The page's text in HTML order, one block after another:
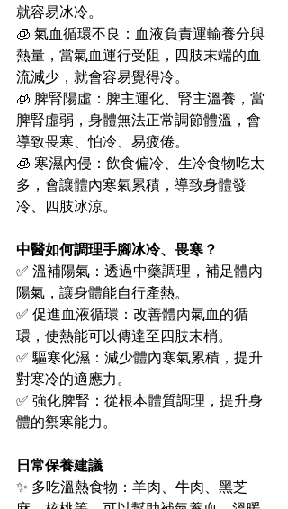
就容易冰冷。
🧊 氣血循環不良：血液負責運輸養分與
熱量，當氣血運行受阻，四肢末端的血
流減少，就會容易覺得冷。
🧊 脾腎陽虛：脾主運化、腎主溫養，當
脾腎虛弱，身體無法正常調節體溫，會
導致畏寒、怕冷、易疲倦。
🧊 寒濕內侵：飲食偏冷、生冷食物吃太
多，會讓體內寒氣累積，導致身體發
冷、四肢冰涼。
中醫如何調理手腳冰冷、畏寒？
✅ 溫補陽氣：透過中藥調理，補足體內
陽氣，讓身體能自行產熱。
✅ 促進血液循環：改善體內氣血的循
環，使熱能可以傳達至四肢末梢。
✅ 驅寒化濕：減少體內寒氣累積，提升
對寒冷的適應力。
✅ 強化脾腎：從根本體質調理，提升身
體的禦寒能力。
日常保養建議
✨ 多吃溫熱食物：羊肉、牛肉、黑芝